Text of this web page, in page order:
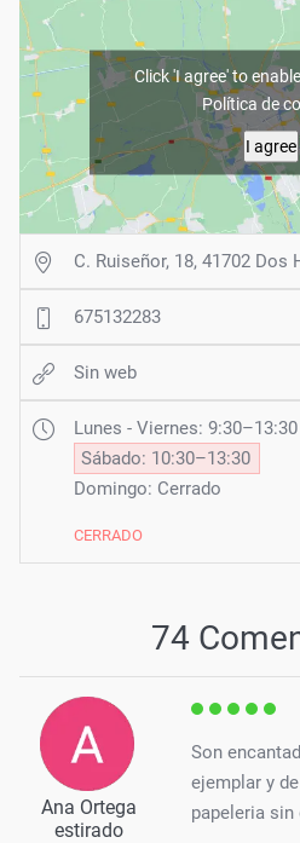
Click 'I agree' to
Política de
I agree
C. Ruiseñor, 18, 41702 Dos
675132283
Sin web
Lunes - Viernes:
Sábado: 10:30–13:30
Domingo: Cerrado
CERRADO
74
Ana Ortega
estirado
Son
ejemplar y
papeleria